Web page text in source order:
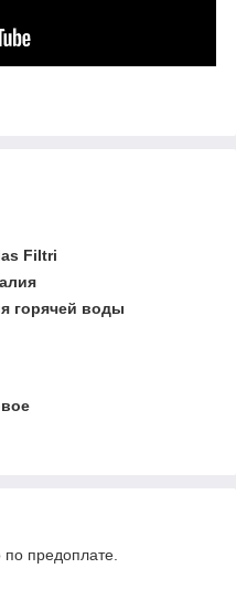
Filtri
горячей воды
по предоплате.